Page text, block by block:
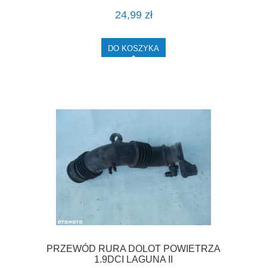
24,99 zł
DO KOSZYKA
PRZEWÓD RURA DOLOT POWIETRZA
1.9DCI LAGUNA II